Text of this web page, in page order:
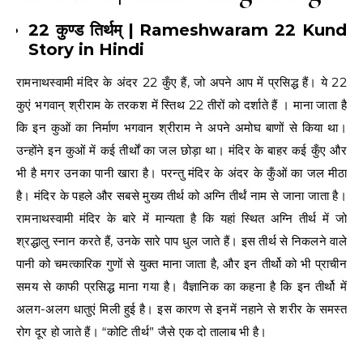
22 कुण्ड तिर्थम् | Rameshwaram 22 Kund
Story in Hindi
रामनाथस्वामी मंदिर के अंदर 22 कुँए हैं, जो अपने आप में प्रसिद्ध हैं। ये 22
कुएं भगवान् श्रीराम के तरकश में स्तिथ 22 तीरों को दर्शाते हैं । माना जाता है
कि इन कुओं का निर्माण भगवान श्रीराम ने अपने अमोघ बाणों से किया था।
उन्होंने इन कुओं में कई तीर्थों का जल छोड़ा था। मंदिर के बाहर कई कुँए और
भी है मगर उनका पानी खारा है। परन्तु मंदिर के अंदर के कुँओं का जल मीठा
है। मंदिर के पहले और सबसे मुख्य तीर्थ को अग्नि तीर्थं नाम से जाना जाता है।
रामनाथस्वामी मंदिर के बारे में मान्यता है कि यहां स्थित अग्नि तीर्थ में जो
श्रद्धालु स्नान करते हैं, उनके सारे पाप धुल जाते हैं। इस तीर्थ से निकलने वाले
पानी को चमत्कारिक गुणों से युक्त माना जाता है, और इन तीर्थो को भी प्राचीन
समय से काफी प्रसिद्ध माना गया है। वैज्ञानिक का कहना है कि इन तीर्थो में
अलग-अलग धातुएं मिली हुई है। इस कारण से इनमें नहाने से शरीर के समस्त
रोग दूर हो जाते हैं। “कोटि तीर्थ” जैसे एक दो तालाब भी है।